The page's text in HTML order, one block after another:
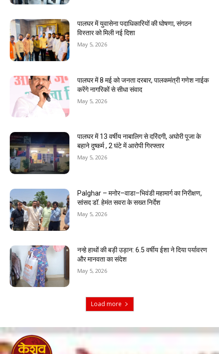
पालघर में युवासेना पदाधिकारियों की घोषणा, संगठन
विस्तार को मिली नई दिशा
May 5, 2026
पालघर में 8 मई को जनता दरबार, पालकमंत्री गणेश नाईक
करेंगे नागरिकों से सीधा संवाद
May 5, 2026
पालघर में 13 वर्षीय नाबालिग से दरिंदगी, अघोरी पूजा के
बहाने दुष्कर्म , 2 घंटे में आरोपी गिरफ्तार
May 5, 2026
Palghar – मनोर–वाडा–भिवंडी महामार्ग का निरीक्षण,
सांसद डॉ. हेमंत सवरा के सख्त निर्देश
May 5, 2026
नन्हे हाथों की बड़ी उड़ान: 6.5 वर्षीय ईशा ने दिया पर्यावरण
और मानवता का संदेश
May 5, 2026
Load more